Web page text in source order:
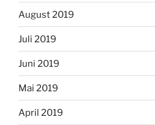
August 2019
Juli 2019
Juni 2019
Mai 2019
April 2019